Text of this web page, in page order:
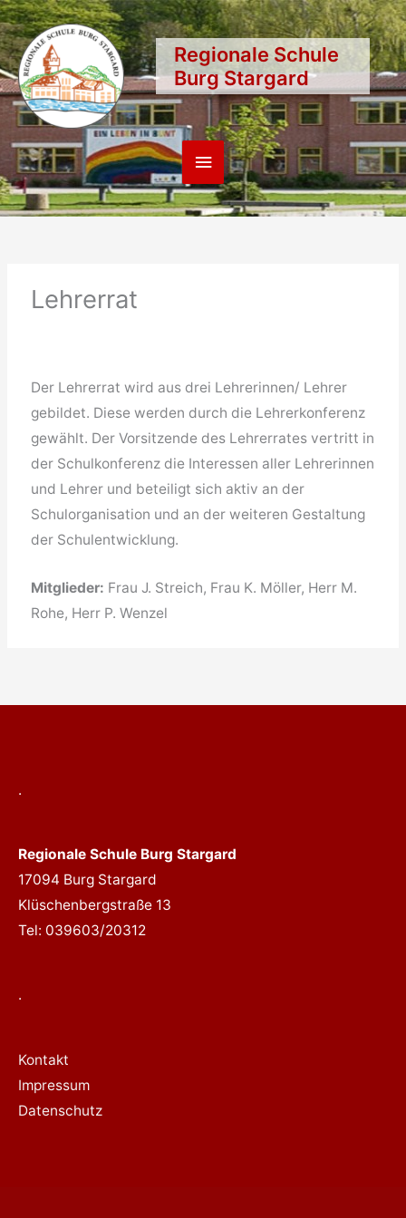
Zum
Inhalt
springen
Regionale Schule
Burg Stargard
Hauptmenü
Lehrerrat
Der Lehrerrat wird aus drei Lehrerinnen/ Lehrer
gebildet. Diese werden durch die Lehrerkonferenz
gewählt. Der Vorsitzende des Lehrerrates vertritt in
der Schulkonferenz die Interessen aller Lehrerinnen
und Lehrer und beteiligt sich aktiv an der
Schulorganisation und an der weiteren Gestaltung
der Schulentwicklung.
Mitglieder: Frau J. Streich, Frau K. Möller, Herr M.
Rohe, Herr P. Wenzel
.
Regionale Schule Burg Stargard
17094 Burg Stargard
Klüschenbergstraße 13
Tel: 039603/20312
.
Kontakt
Impressum
Datenschutz